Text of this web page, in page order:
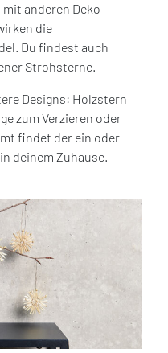
anderen Deko-
die
Du findest auch
Strohsterne.
Designs: Holzstern
zum Verzieren oder
findet der ein oder
deinem Zuhause.